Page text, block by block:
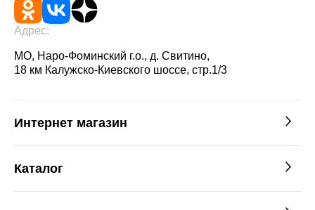
Адрес:
МО, Наро-Фоминский г.о., д. Свитино,
18 км Калужско-Киевского шоссе, стр.1/3
Интернет магазин
Каталог